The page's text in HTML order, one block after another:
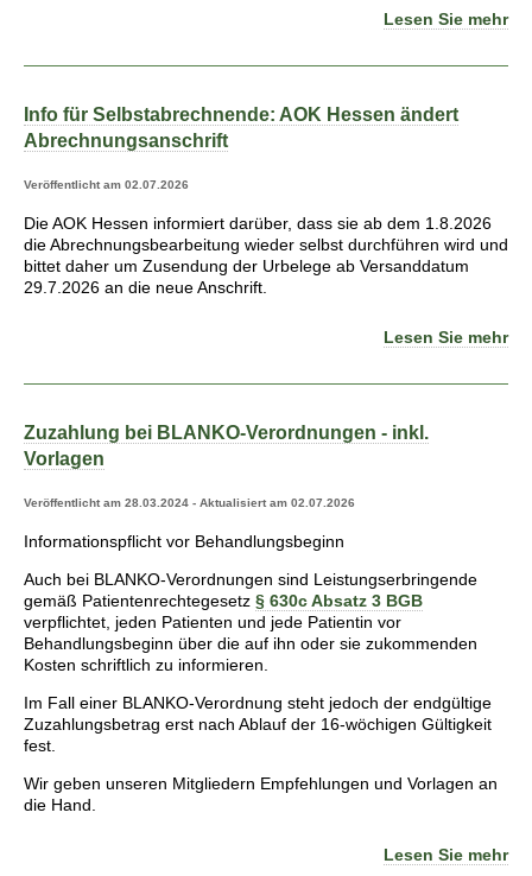
Lesen Sie mehr
Info für Selbstabrechnende: AOK Hessen ändert
Abrechnungsanschrift
Veröffentlicht am 02.07.2026
Die AOK Hessen informiert darüber, dass sie ab dem 1.8.2026
die Abrechnungsbearbeitung wieder selbst durchführen wird und
bittet daher um Zusendung der Urbelege ab Versanddatum
29.7.2026 an die neue Anschrift.
Lesen Sie mehr
Zuzahlung bei BLANKO-Verordnungen - inkl.
Vorlagen
Veröffentlicht am 28.03.2024 - Aktualisiert am 02.07.2026
Informationspflicht vor Behandlungsbeginn
Auch bei BLANKO-Verordnungen sind Leistungserbringende
gemäß Patientenrechtegesetz § 630c Absatz 3 BGB
verpflichtet, jeden Patienten und jede Patientin vor
Behandlungsbeginn über die auf ihn oder sie zukommenden
Kosten schriftlich zu informieren.
Im Fall einer BLANKO-Verordnung steht jedoch der endgültige
Zuzahlungsbetrag erst nach Ablauf der 16-wöchigen Gültigkeit
fest.
Wir geben unseren Mitgliedern Empfehlungen und Vorlagen an
die Hand.
Lesen Sie mehr